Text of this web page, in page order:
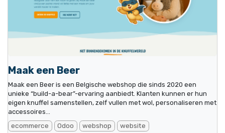
Maak een Beer
Maak een Beer is een Belgische webshop die sinds 2020 een
unieke “build-a-bear”-ervaring aanbiedt. Klanten kunnen er hun
eigen knuffel samenstellen, zelf vullen met wol, personaliseren met
accessoires...
ecommerce Odoo webshop website